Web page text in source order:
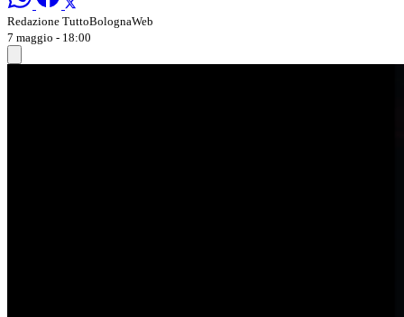
Redazione TuttoBolognaWeb
7 maggio - 18:00